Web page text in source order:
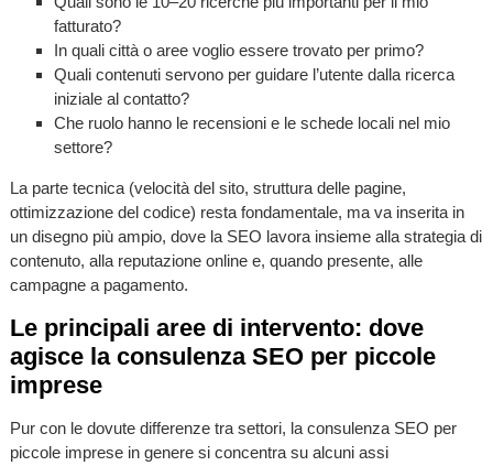
fatturato?
In quali città o aree voglio essere trovato per primo?
Quali contenuti servono per guidare l’utente dalla ricerca
iniziale al contatto?
Che ruolo hanno le recensioni e le schede locali nel mio
settore?
La parte tecnica (velocità del sito, struttura delle pagine,
ottimizzazione del codice) resta fondamentale, ma va inserita in
un disegno più ampio, dove la SEO lavora insieme alla strategia di
contenuto, alla reputazione online e, quando presente, alle
campagne a pagamento.
Le principali aree di intervento: dove
agisce la consulenza SEO per piccole
imprese
Pur con le dovute differenze tra settori, la consulenza SEO per
piccole imprese in genere si concentra su alcuni assi